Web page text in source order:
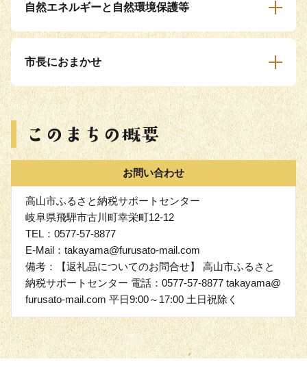
自然エネルギーと自然環境保護等
市長におまかせ
お問い合わせ
高山市ふるさと納税サポートセンター
岐阜県飛騨市古川町幸栄町12-12
TEL：0577-57-8877
E-Mail：takayama@furusato-mail.com
備考：【返礼品についてのお問合せ】 高山市ふるさと
納税サポートセンター 電話：0577-57-8877 takayama@
furusato-mail.com 平日9:00～17:00 土日祝除く